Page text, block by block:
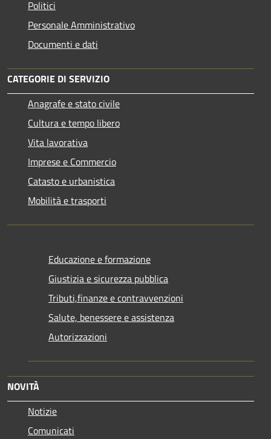
Politici
Personale Amministrativo
Documenti e dati
CATEGORIE DI SERVIZIO
Anagrafe e stato civile
Cultura e tempo libero
Vita lavorativa
Imprese e Commercio
Catasto e urbanistica
Mobilità e trasporti
Educazione e formazione
Giustizia e sicurezza pubblica
Tributi,finanze e contravvenzioni
Salute, benessere e assistenza
Autorizzazioni
NOVITÀ
Notizie
Comunicati